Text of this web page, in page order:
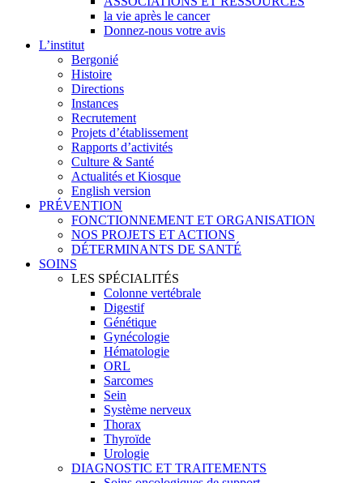
la vie après le cancer
Donnez-nous votre avis
L’institut
Bergonié
Histoire
Directions
Instances
Recrutement
Projets d’établissement
Rapports d’activités
Culture & Santé
Actualités et Kiosque
English version
PRÉVENTION
FONCTIONNEMENT ET ORGANISATION
NOS PROJETS ET ACTIONS
DÉTERMINANTS DE SANTÉ
SOINS
LES SPÉCIALITÉS
Colonne vertébrale
Digestif
Génétique
Gynécologie
Hématologie
ORL
Sarcomes
Sein
Système nerveux
Thorax
Thyroïde
Urologie
DIAGNOSTIC ET TRAITEMENTS